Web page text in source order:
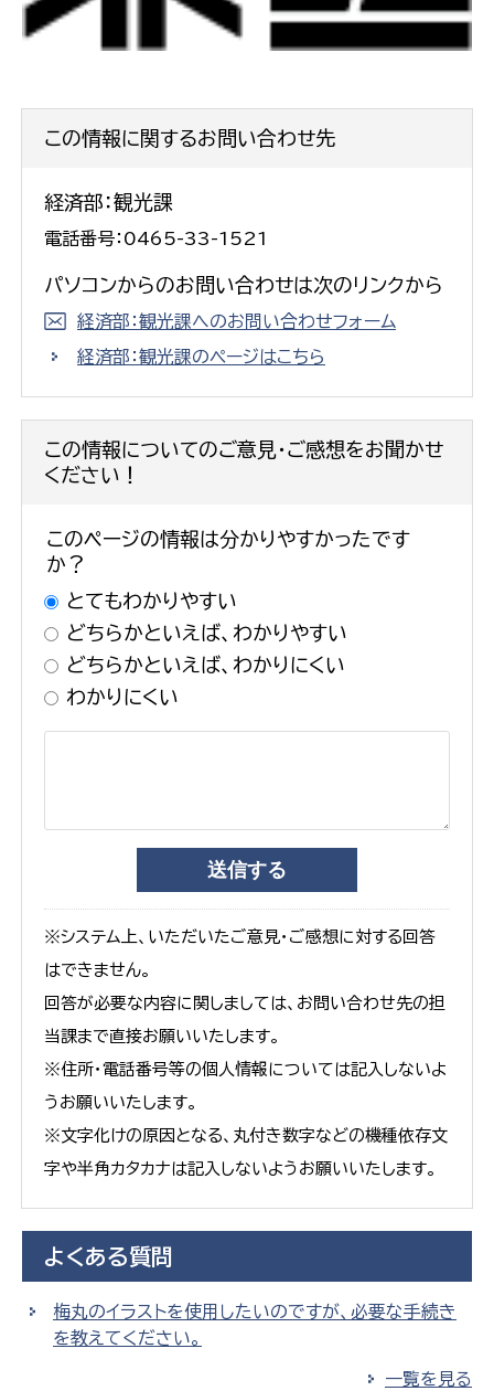
この情報に関するお問い合わせ先
経済部：観光課
電話番号：0465-33-1521
パソコンからのお問い合わせは次のリンクから
経済部：観光課へのお問い合わせフォーム
経済部：観光課のページはこちら
この情報についてのご意見・ご感想をお聞かせ
ください！
このページの情報は分かりやすかったです
か？
とてもわかりやすい
どちらかといえば、わかりやすい
どちらかといえば、わかりにくい
わかりにくい
※システム上、いただいたご意見・ご感想に対する回答
はできません。
回答が必要な内容に関しましては、お問い合わせ先の担
当課まで直接お願いいたします。
※住所・電話番号等の個人情報については記入しないよ
うお願いいたします。
※文字化けの原因となる、丸付き数字などの機種依存文
字や半角カタカナは記入しないようお願いいたします。
よくある質問
梅丸のイラストを使用したいのですが、必要な手続き
を教えてください。
一覧を見る